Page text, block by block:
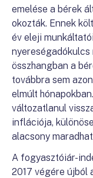
emelése a bérek
okozták. Ennek
év eleji
nyereségadókulcs
összhangban a
továbbra sem
elmúlt
változatlanul
inflációja,
alacsony
A fogyasztóiár-
2017 végére újból